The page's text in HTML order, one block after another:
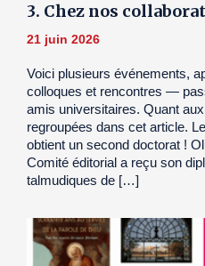
3. Chez nos
21 juin 2026
Voici plusieurs événements,
colloques et rencontres —
amis universitaires. Quant
regroupées dans cet article.
obtient un second doctorat !
Comité éditorial a reçu son
talmudiques de […]